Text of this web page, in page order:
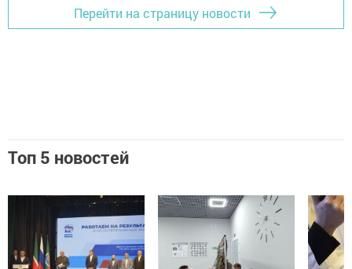
Перейти на страницу новости
Топ 5 новостей